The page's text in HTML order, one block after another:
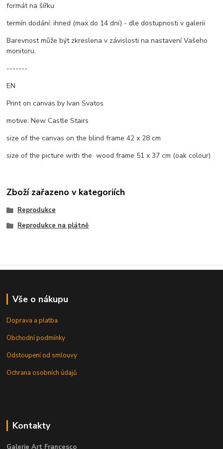
formát na šířku
termín dodání: ihned (max do 14 dní) - dle dostupnosti v galerii
Barevnost může být zkreslena v závislosti na nastavení Vašeho
monitoru.
-------
EN
Print on canvas by Ivan Svatos
motive: New Castle Stairs
size of the canvas on the blind frame 42 x 28 cm
size of the picture with the wood frame 51 x 37 cm (oak colour)
Zboží zařazeno v kategoriích
Reprodukce
Reprodukce na plátně
Vše o nákupu
Doprava a platba
Obchodní podmínky
Odstoupení od smlouvy
Ochrana osobních údajů
Kontakty
Galerie Art Francesco